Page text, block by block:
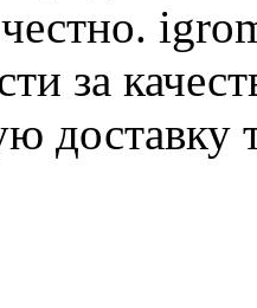
за
доставку